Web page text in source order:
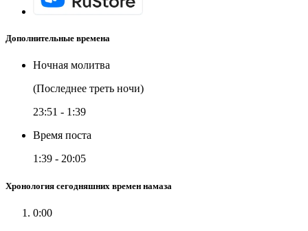
Дополнительные времена
Ночная молитва
(Последнее треть ночи)
23:51 - 1:39
Время поста
1:39 - 20:05
Хронология сегодняшних времен намаза
0:00